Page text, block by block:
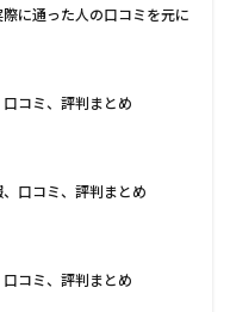
に通った人の口コミを元に
コミ、評判まとめ
口コミ、評判まとめ
コミ、評判まとめ